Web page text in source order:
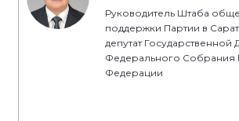
Руководитель Штаба
поддержки Партии в
депутат Государственной
Федерального Собрания
Федерации